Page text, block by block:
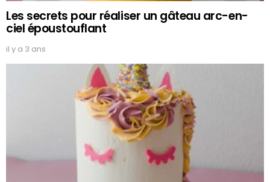
Les secrets pour réaliser un gâteau arc-en-
ciel époustouflant
il y a 3 ans